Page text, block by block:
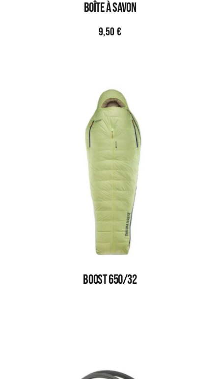
BOÎTE À SAVON
9,50 €
BOOST 650/32